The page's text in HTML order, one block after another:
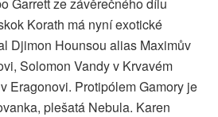
Korath má nyní exotické
Djimon Hounsou alias Maximův
Solomon Vandy v Krvavém
Eragonovi. Protipólem Gamory je
plešatá Nebula. Karen